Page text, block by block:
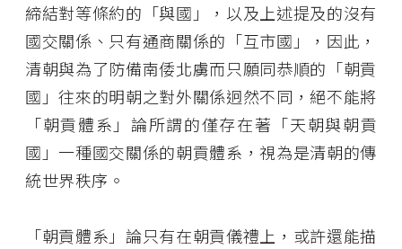
締結對等條約的「與國」，以及上述提及的沒有
國交關係、只有通商關係的「互市國」，因此，
清朝與為了防備南倭北虜而只願同恭順的「朝貢
國」往來的明朝之對外關係迥然不同，絕不能將
「朝貢體系」論所謂的僅存在著「天朝與朝貢
國」一種國交關係的朝貢體系，視為是清朝的傳
統世界秩序。
「朝貢體系」論只有在朝貢儀禮上，或許還能描